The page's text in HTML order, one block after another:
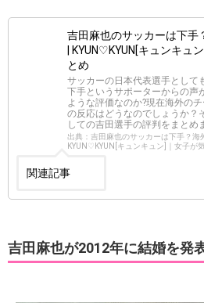
吉田麻也のサッカーは下手
| KYUN♡KYUN[キュンキュ
とめ
サッカーの日本代表選手として
下手というサポーターからの声
ような評価なのか?現在海外の
の反応はどうなのでしょうか？
しての吉田選手の評判をまとめ
出典：吉田麻也のサッカーは下手？海
KYUN♡KYUN[キュンキュン]｜女子が
関連記事
吉田麻也が2012年に結婚を発